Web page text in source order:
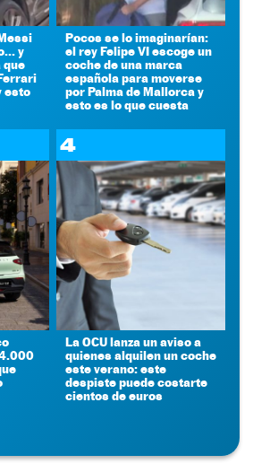
y
que
esto
Pocos se lo imaginarían:
el rey Felipe VI escoge un
coche de una marca
española para moverse
por Palma de Mallorca y
esto es lo que cuesta
4
La OCU lanza un aviso a
quienes alquilen un coche
este verano: este
despiste puede costarte
cientos de euros